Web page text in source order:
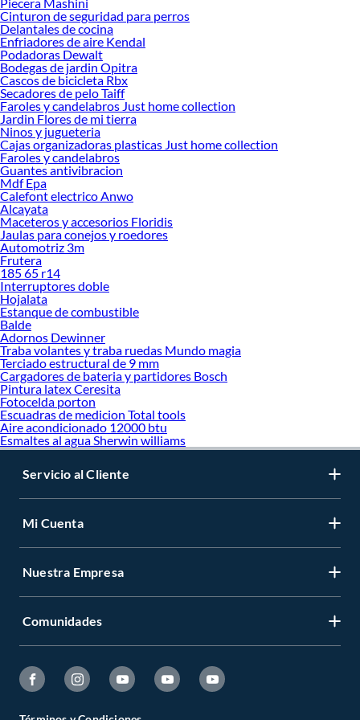
Herramientas, materiales y accesorios de calidad para tus proyectos y
renovación de espacios. ¡Visítanos y descubre todo lo que tenemos para
ofrecerte!
Encuentra una amplia variedad de productos de Triciclos en Sodimac.
Encuentra todo lo necesario para tus proyectos de renovación y decoración.
¡Visítanos y haz tus ideas realidad!
Piecera Mashini
Cinturon de seguridad para perros
Delantales de cocina
Enfriadores de aire Kendal
Podadoras Dewalt
Bodegas de jardin Opitra
Cascos de bicicleta Rbx
Secadores de pelo Taiff
Faroles y candelabros Just home collection
Jardin Flores de mi tierra
Ninos y jugueteria
Cajas organizadoras plasticas Just home collection
Faroles y candelabros
Guantes antivibracion
Mdf Epa
Calefont electrico Anwo
Alcayata
Maceteros y accesorios Floridis
Jaulas para conejos y roedores
Automotriz 3m
Frutera
185 65 r14
Interruptores doble
Hojalata
Estanque de combustible
Balde
Adornos Dewinner
Traba volantes y traba ruedas Mundo magia
Terciado estructural de 9 mm
Cargadores de bateria y partidores Bosch
Pintura latex Ceresita
Fotocelda porton
Escuadras de medicion Total tools
Aire acondicionado 12000 btu
Esmaltes al agua Sherwin williams
Servicio al Cliente
Mi Cuenta
Nuestra Empresa
Comunidades